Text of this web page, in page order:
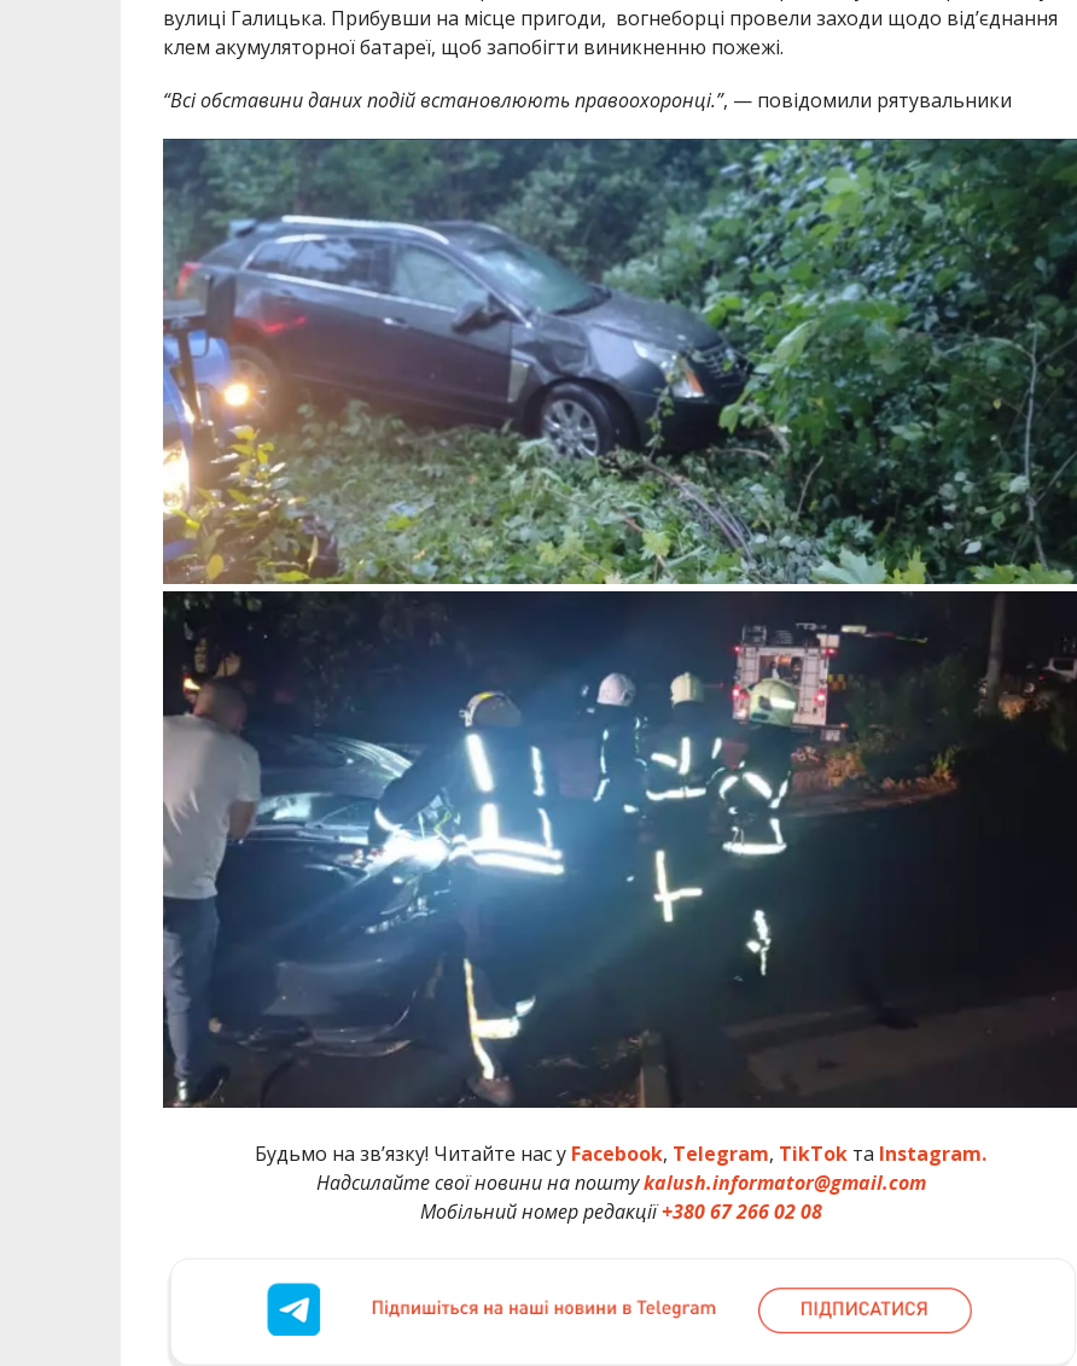
вулиці Галицька. Прибувши на місце пригоди, вогнеборці провели заходи щодо від’єднання
клем акумуляторної батареї, щоб запобігти виникненню пожежі.
“Всі обставини даних подій встановлюють правоохоронці.”, — повідомили рятувальники
Будьмо на зв’язку! Читайте нас у Facebook, Telegram, TikTok та Instagram.
Надсилайте свої новини на поштуkalush.informator@gmail.com
Мобільний номер редакції+380 67 266 02 08